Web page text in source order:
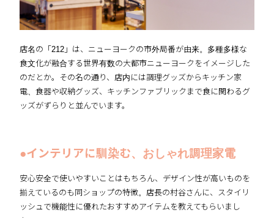
店名の「212」は、ニューヨークの市外局番が由来。多種多様な
食文化が融合する世界有数の大都市ニューヨークをイメージした
のだとか。その名の通り、店内には調理グッズからキッチン家
電、食器や収納グッズ、キッチンファブリックまで食に関わるグ
ッズがずらりと並んでいます。
●インテリアに馴染む、おしゃれ調理家電
安心安全で使いやすいことはもちろん、デザイン性が高いものを
揃えているのも同ショップの特徴。店長の村谷さんに、スタイリ
ッシュで機能性に優れたおすすめアイテムを教えてもらいまし